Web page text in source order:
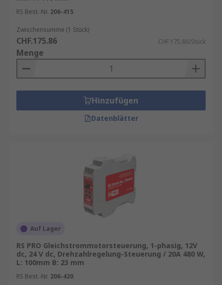
Gleichstrom- (DC) und
Wechselstrommotorsteuerungen (AC): Für
die Steuerung und Anpassung der Drehzahl,
Wechselstrommotoren.
Magnet-, Serien- und separat erregte
Motorsteuerungen: Für spezifische
Anforderungen je nach Motorart.
Motorstarter: Spezielle Schaltgeräte für
Motorsteuerungen ermöglichen eine präzise
Steuerung der Motordrehzahl, Start- und
Stoppvorgänge, die mit manuellen Steuerungen
oder mechanischen Schaltern nicht realisierbar
sind. Zudem bieten sie Schutz und Steuerung für
mechanischer Schalter hinausgehen.
Egal ob Schrittmotor-, Servo- oder
Elektromotorsteuerung – mit der passenden
Motorsteuerung optimieren Sie die Leistung und
RS Best.-Nr. 206-415
Zwischensumme (1 Stück)
CHF.175.86 CHF.175.86/Stück
Menge
Hinzufügen
Datenblätter
Auf Lager
RS PRO Gleichstrommotorsteuerung, 1-phasig, 12V
dc, 24 V dc, Drehzahlregelung-Steuerung / 20A 480 W,
L: 100mm B: 23 mm
RS Best.-Nr. 206-420